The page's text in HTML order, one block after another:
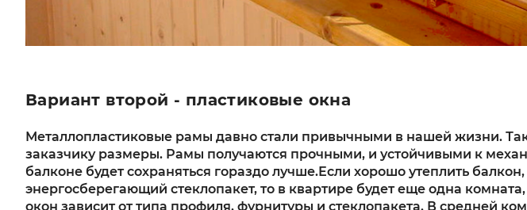
Вариант второй - пластиковые окна
Металлопластиковые рамы давно стали привычными в нашей жизни.
заказчику размеры. Рамы получаются прочными, и устойчивыми к
балконе будет сохраняться гораздо лучше.Если хорошо утеплить
энергосберегающий стеклопакет, то в квартире будет еще одна
окон зависит от типа профиля, фурнитуры и стеклопакета. В средней